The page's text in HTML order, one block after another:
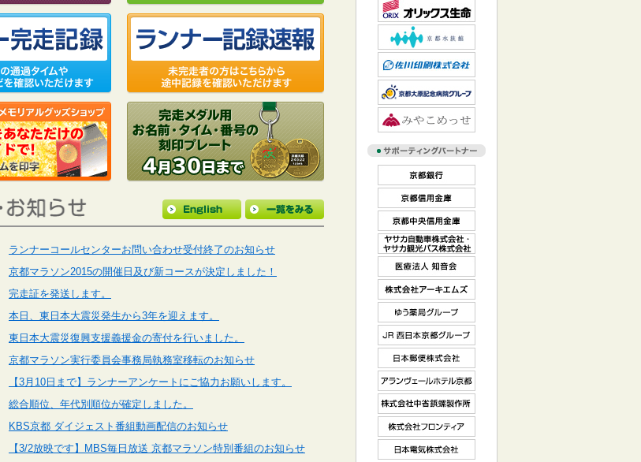
ランナーコールセンターお問い合わせ受付終了のお知らせ
京都マラソン2015の開催日及び新コースが決定しました！
完走証を発送します。
本日、東日本大震災発生から3年を迎えます。
東日本大震災復興支援義援金の寄付を行いました。
京都マラソン実行委員会事務局執務室移転のお知らせ
【3月10日まで】ランナーアンケートにご協力お願いします。
総合順位、年代別順位が確定しました。
KBS京都 ダイジェスト番組動画配信のお知らせ
【3/2放映です】MBS毎日放送 京都マラソン特別番組のお知らせ